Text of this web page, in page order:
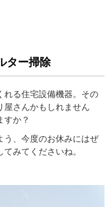
ター掃除
れる住宅設備機器。その
屋さんかもしれません
すか？
う、今度のお休みにはぜ
みてくださいね。